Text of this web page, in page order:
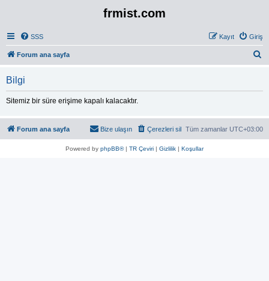
frmist.com
SSS Giriş
Kayıt
Forum ana sayfa
Bilgi
Sitemiz bir süre erişime kapalı kalacaktır.
Forum ana sayfa Tüm zamanlar UTC+03:00
Çerezleri sil
Bize ulaşın
Powered by phpBB®| TR Çeviri | Gizlilik | Koşullar